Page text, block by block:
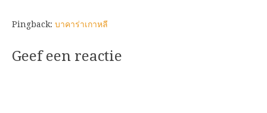
Pingback: บาคาร่าเกาหลี
Geef een reactie